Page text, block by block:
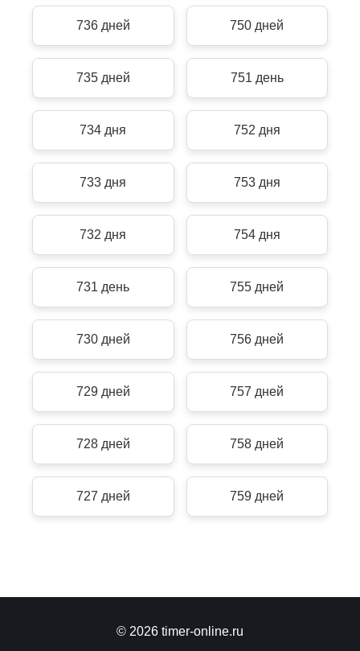
736 дней 750 дней
735 дней 751 день
734 дня 752 дня
733 дня 753 дня
732 дня 754 дня
731 день 755 дней
730 дней 756 дней
729 дней 757 дней
728 дней 758 дней
727 дней 759 дней
© 2026 timer-online.ru